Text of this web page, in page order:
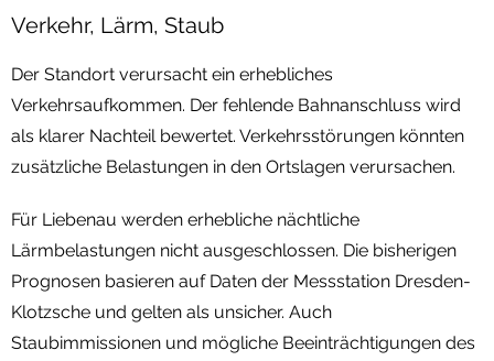
Verkehr, Lärm, Staub
Der Standort verursacht ein erhebliches
Verkehrsaufkommen. Der fehlende Bahnanschluss wird
als klarer Nachteil bewertet. Verkehrsstörungen könnten
zusätzliche Belastungen in den Ortslagen verursachen.
Für Liebenau werden erhebliche nächtliche
Lärmbelastungen nicht ausgeschlossen. Die bisherigen
Prognosen basieren auf Daten der Messstation Dresden-
Klotzsche und gelten als unsicher. Auch
Staubimmissionen und mögliche Beeinträchtigungen des